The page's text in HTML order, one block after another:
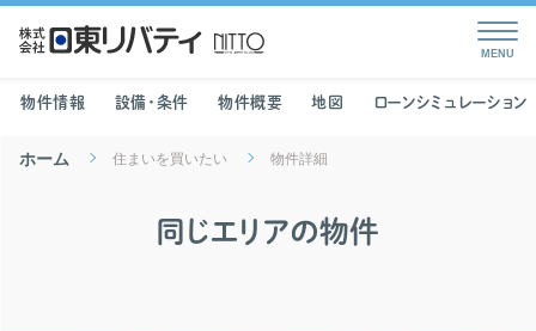
物件情報 設備・条件 物件概要 地図 ローンシミュレーション
ホーム 住まいを買いたい 物件詳細
同じエリアの物件